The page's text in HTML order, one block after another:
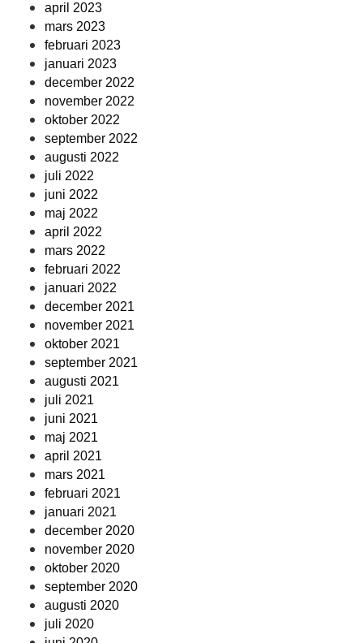
april 2023
mars 2023
februari 2023
januari 2023
december 2022
november 2022
oktober 2022
september 2022
augusti 2022
juli 2022
juni 2022
maj 2022
april 2022
mars 2022
februari 2022
januari 2022
december 2021
november 2021
oktober 2021
september 2021
augusti 2021
juli 2021
juni 2021
maj 2021
april 2021
mars 2021
februari 2021
januari 2021
december 2020
november 2020
oktober 2020
september 2020
augusti 2020
juli 2020